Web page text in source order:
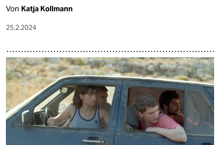
Von Katja Kollmann
25.2.2024